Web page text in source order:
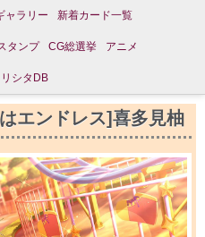
ャラリー 新着カード一覧
タンプ CG総選挙 アニメ
リシタDB
エンドレス]喜多見柚